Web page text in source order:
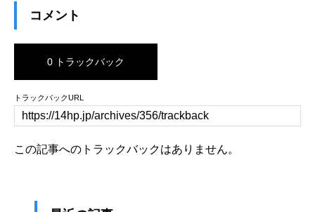
コメント
0 トラックバック
トラックバックURL
この記事へのトラックバックはありません。